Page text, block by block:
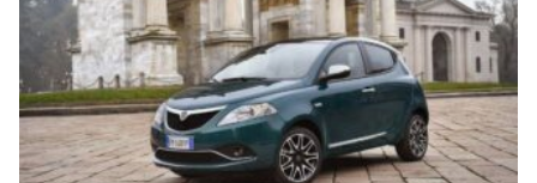
несколько новинок и электрифицировать свой
модельный ряд…